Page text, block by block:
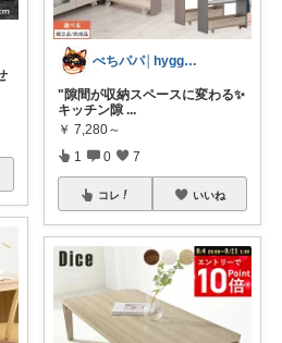
ぺちパパ│hyggeな心意気を大切に🌿
"隙間が収納スペースに変わる✨️
キッチン隙 ...
￥ 7,280～
1 0 7
コレ いいね